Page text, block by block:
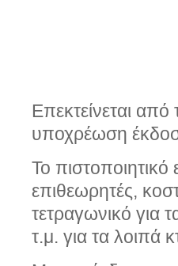
Επεκτείνεται από
υποχρέωση
Το πιστοποιητικό
επιθεωρητές,
τετραγωνικό για
τ.μ. για τα λοιπά